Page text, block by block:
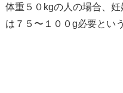
体重５０kgの人の場合、
は７５〜１００g必要とい